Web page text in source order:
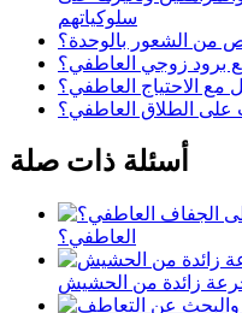
سلوكياتهم
من الشعور بالوحدة؟
برود زوجي العاطفي؟
مع الاحتياج العاطفي؟
على الطلاق العاطفي؟
أسئلة ذات صلة
العاطفي؟
زائدة من الحشيش